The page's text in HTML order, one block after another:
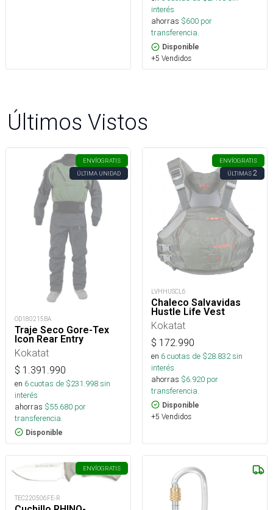
interés
ahorras $600 por
transferencia.
Disponible
+5 Vendidos
Últimos Vistos
ENVÍOGRATIS
ÚLTIMA UNIDAD
OD180215BA
Traje Seco Gore-Tex
Icon Rear Entry
Kokatat
$ 1.391.990
en 6cuotas de $231.998sin
interés
ahorras $55.680 por
transferencia.
Disponible
ENVÍOGRATIS
ÚLTIMAS2
LVHHUSCL6
Chaleco Salvavidas
Hustle Life Vest
Kokatat
$ 172.990
en 6cuotas de $28.832sin
interés
ahorras $6.920 por
transferencia.
Disponible
+5 Vendidos
ENVÍOGRATIS
TEC220506FE-R